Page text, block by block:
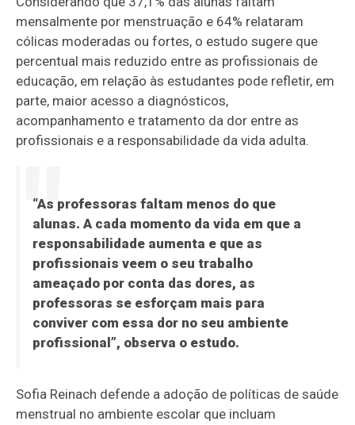
mensalmente por menstruação e 64% relataram
cólicas moderadas ou fortes, o estudo sugere que
percentual mais reduzido entre as profissionais de
educação, em relação às estudantes pode refletir, em
parte, maior acesso a diagnósticos,
acompanhamento e tratamento da dor entre as
profissionais e a responsabilidade da vida adulta.
“As professoras faltam menos do que
alunas. A cada momento da vida em que a
responsabilidade aumenta e que as
profissionais veem o seu trabalho
ameaçado por conta das dores, as
professoras se esforçam mais para
conviver com essa dor no seu ambiente
profissional”, observa o estudo.
Sofia Reinach defende a adoção de políticas de saúde
menstrual no ambiente escolar que incluam